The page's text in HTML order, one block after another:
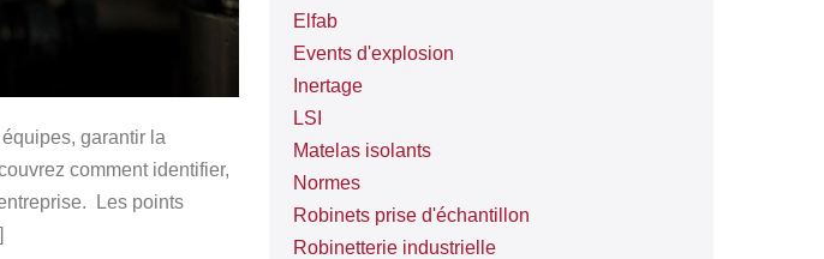
garantir la
comment identifier,
Les points
Elfab
Events d'explosion
Inertage
LSI
Matelas isolants
Normes
Robinets prise d'échantillon
Robinetterie industrielle